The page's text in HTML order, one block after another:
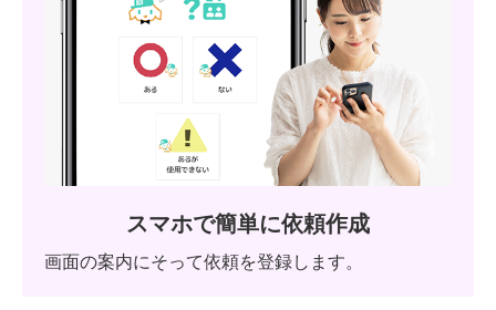
スマホで簡単に依頼作成
画面の案内にそって依頼を登録します。